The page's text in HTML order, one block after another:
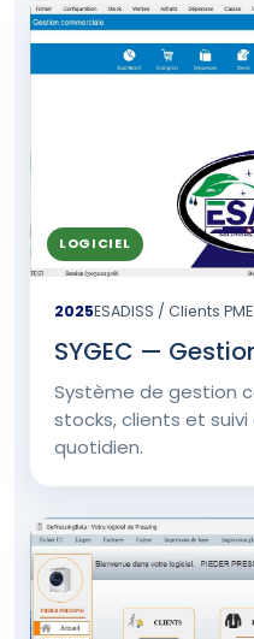
LOGICIEL
2025ESADISS / Clients PME
SYGEC —
Système de gestion
stocks, clients et
quotidien.